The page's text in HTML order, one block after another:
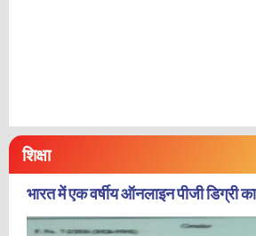
शिक्षा
भारत में एक वर्षीय ऑनलाइन पीजी डिग्री